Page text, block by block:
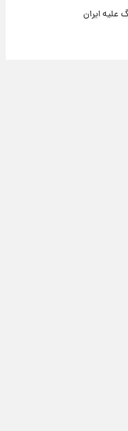
علیه ایران